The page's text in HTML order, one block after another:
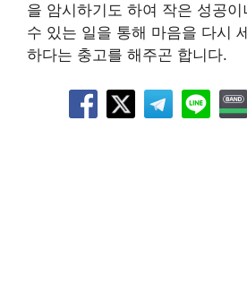
을 암시하기도 하여 작은 성공
수 있는 일을 통해 마음을 다시
하다는 충고를 해주곤 합니다.